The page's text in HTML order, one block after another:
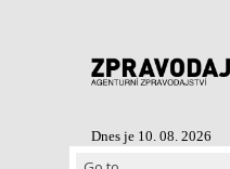
Dnes je 10. 08. 2026